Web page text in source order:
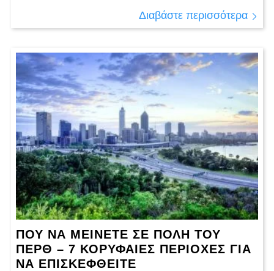
Διαβάστε περισσότερα
ΠΟΎ ΝΑ ΜΕΊΝΕΤΕ ΣΕ ΠΌΛΗ ΤΟΥ
ΠΕΡΘ – 7 ΚΟΡΥΦΑΙΕΣ ΠΕΡΙΟΧΈΣ ΓΙΑ
ΝΑ ΕΠΙΣΚΕΦΘΕΊΤΕ